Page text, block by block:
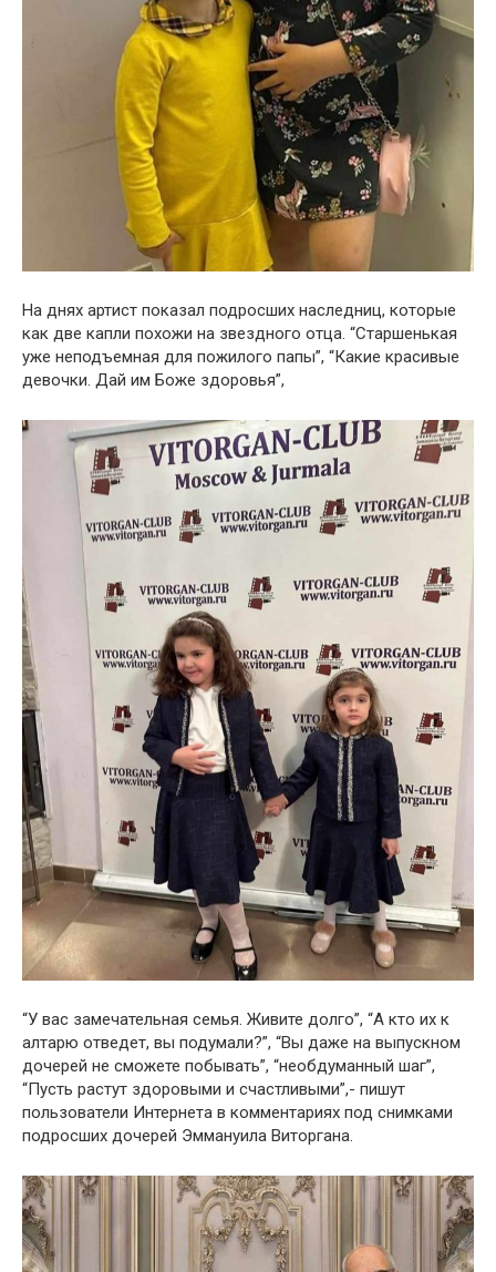
На днях артист показал подросших наследниц, которые
как две капли похожи на звездного отца. “Старшенькая
уже неподъемная для пожилого папы”, “Какие красивые
девочки. Дай им Боже здоровья”,
“У вас замечательная семья. Живите долго”, “А кто их к
алтарю отведет, вы подумали?”, “Вы даже на выпускном
дочерей не сможете побывать”, “необдуманный шаг”,
“Пусть растут здоровыми и счастливыми”,- пишут
пользователи Интернета в комментариях под снимками
подросших дочерей Эммануила Виторгана.